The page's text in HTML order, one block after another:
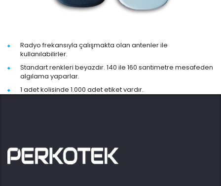
Radyo frekansıyla çalışmakta olan antenler ile
kullanılabilirler.
Standart renkleri beyazdır. 140 ile 160 santimetre mesafeden
algılama yaparlar.
1 adet kolisinde 1.000 adet etiket vardır.